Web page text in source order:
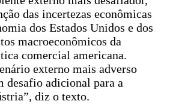
das incertezas econômicas
dos Estados Unidos e dos
macroeconômicos da
comercial americana.
externo mais adverso
desafio adicional para a
diz o texto.